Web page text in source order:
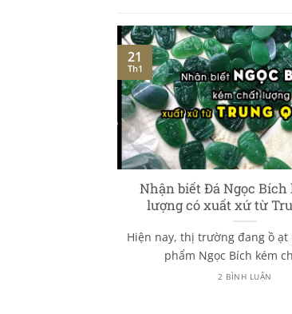
Nhận biết Đá Ngọc
lượng có xuất xứ từ
Hiện nay, thị trường đang ồ ạt
phẩm Ngọc Bích kém
2 BÌNH LUẬN
21
Th1